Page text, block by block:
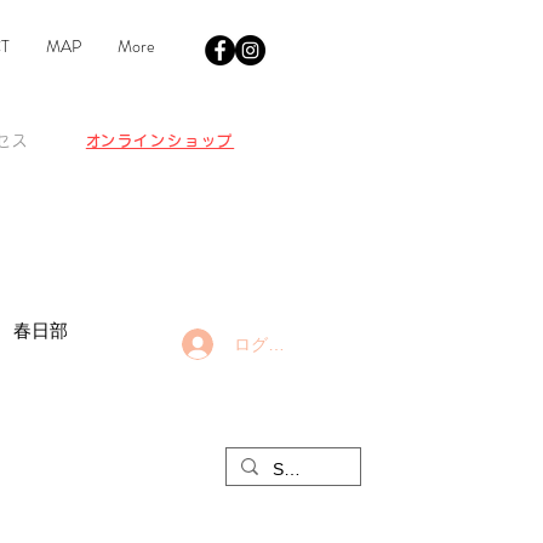
MAP More
ス ​オンラインショップ
春日部
ログイン